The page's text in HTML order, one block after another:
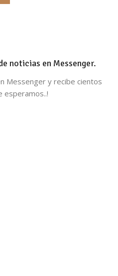
noticias en Messenger.
Messenger y recibe cientos
esperamos..!